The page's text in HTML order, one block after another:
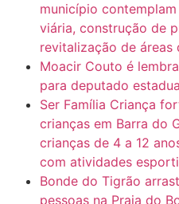
município
viária, construção de
revitalização de áreas
Moacir Couto é
para deputado
Ser Família Criança
crianças em Barra do
crianças de 4 a 12
com atividades
Bonde do Tigrão
pessoas na Praia do